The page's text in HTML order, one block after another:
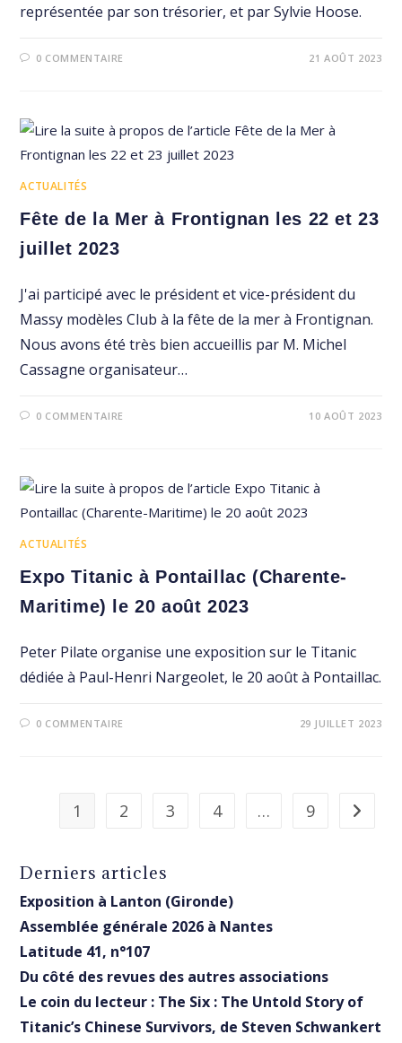
représentée par son trésorier, et par Sylvie Hoose.
0 COMMENTAIRE 21 AOÛT 2023
ACTUALITÉS
Fête de la Mer à Frontignan les 22 et 23
juillet 2023
J'ai participé avec le président et vice-président du
Massy modèles Club à la fête de la mer à Frontignan.
Nous avons été très bien accueillis par M. Michel
Cassagne organisateur…
0 COMMENTAIRE 10 AOÛT 2023
ACTUALITÉS
Expo Titanic à Pontaillac (Charente-
Maritime) le 20 août 2023
Peter Pilate organise une exposition sur le Titanic
dédiée à Paul-Henri Nargeolet, le 20 août à Pontaillac.
0 COMMENTAIRE 29 JUILLET 2023
1 2 3 4 … 9 Aller à
Derniers articles
Exposition à Lanton (Gironde)
Assemblée générale 2026 à Nantes
Latitude 41, n°107
Du côté des revues des autres associations
Le coin du lecteur : The Six : The Untold Story of
Titanic’s Chinese Survivors, de Steven Schwankert